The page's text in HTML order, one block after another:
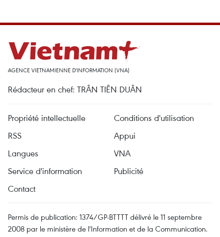
AGENCE VIETNAMIENNE D'INFORMATION (VNA)
Rédacteur en chef: TRÂN TIÊN DUÂN
Propriété intellectuelle
Conditions d'utilisation
RSS
Appui
Langues
VNA
Service d'information
Publicité
Contact
Permis de publication: 1374/GP-BTTTT délivré le 11 septembre
2008 par le ministère de l'Information et de la Communication.